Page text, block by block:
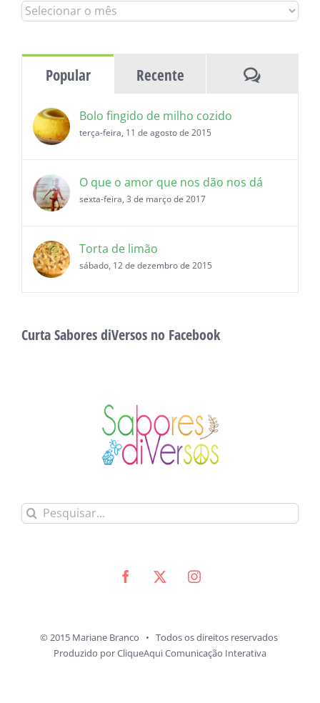
Todas
Popular Recente
Bolo fingido de milho cozido
terça-feira, 11 de agosto de 2015
O que o amor que nos dão nos dá
sexta-feira, 3 de março de 2017
Torta de limão
sábado, 12 de dezembro de 2015
Curta Sabores diVersos no Facebook
Buscar
© 2015 Mariane Branco • Todos os direitos reservados
Produzido porCliqueAqui Comunicação Interativa